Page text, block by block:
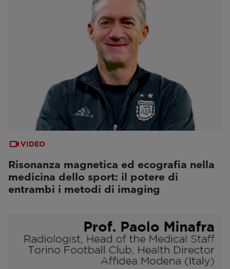
VIDEO
Risonanza magnetica ed ecografia nella
medicina dello sport: il potere di
entrambi i metodi di imaging